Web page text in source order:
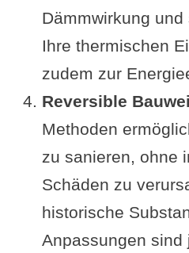
Dämmwirkung
Ihre thermischen
zudem zur
Reversible
Methoden
zu sanieren, ohne
Schäden zu
historische
Anpassungen sind